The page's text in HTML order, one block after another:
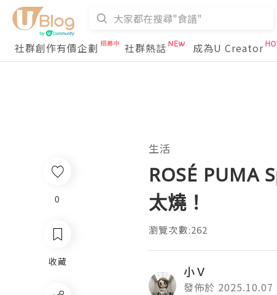
社群創作有價企劃
社群熱話 成為U Creator
0
收藏
生活
ROSÉ PUMA
太燒！
瀏覽次數:262
小Ｖ
發佈於 2025.10.07